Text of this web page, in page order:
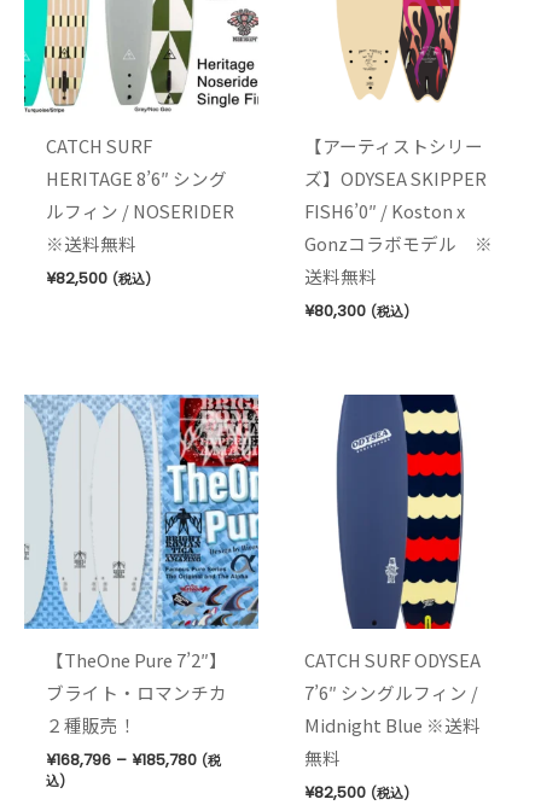
CATCH SURF
HERITAGE 8’6″ シング
ルフィン / NOSERIDER
※送料無料
¥82,500 (税込)
【アーティストシリー
ズ】ODYSEA SKIPPER
FISH6’0″ / Koston x
Gonzコラボモデル ※
送料無料
¥80,300 (税込)
【TheOne Pure 7’2″】
ブライト・ロマンチカ
２種販売！
¥168,796 – ¥185,780
価
格
帯:
¥168,796
–
¥185,780
(税
込)
CATCH SURF ODYSEA
7’6″ シングルフィン /
Midnight Blue ※送料
無料
¥82,500 (税込)